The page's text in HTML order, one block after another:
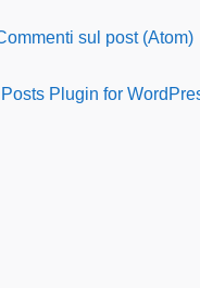
sul post (Atom)